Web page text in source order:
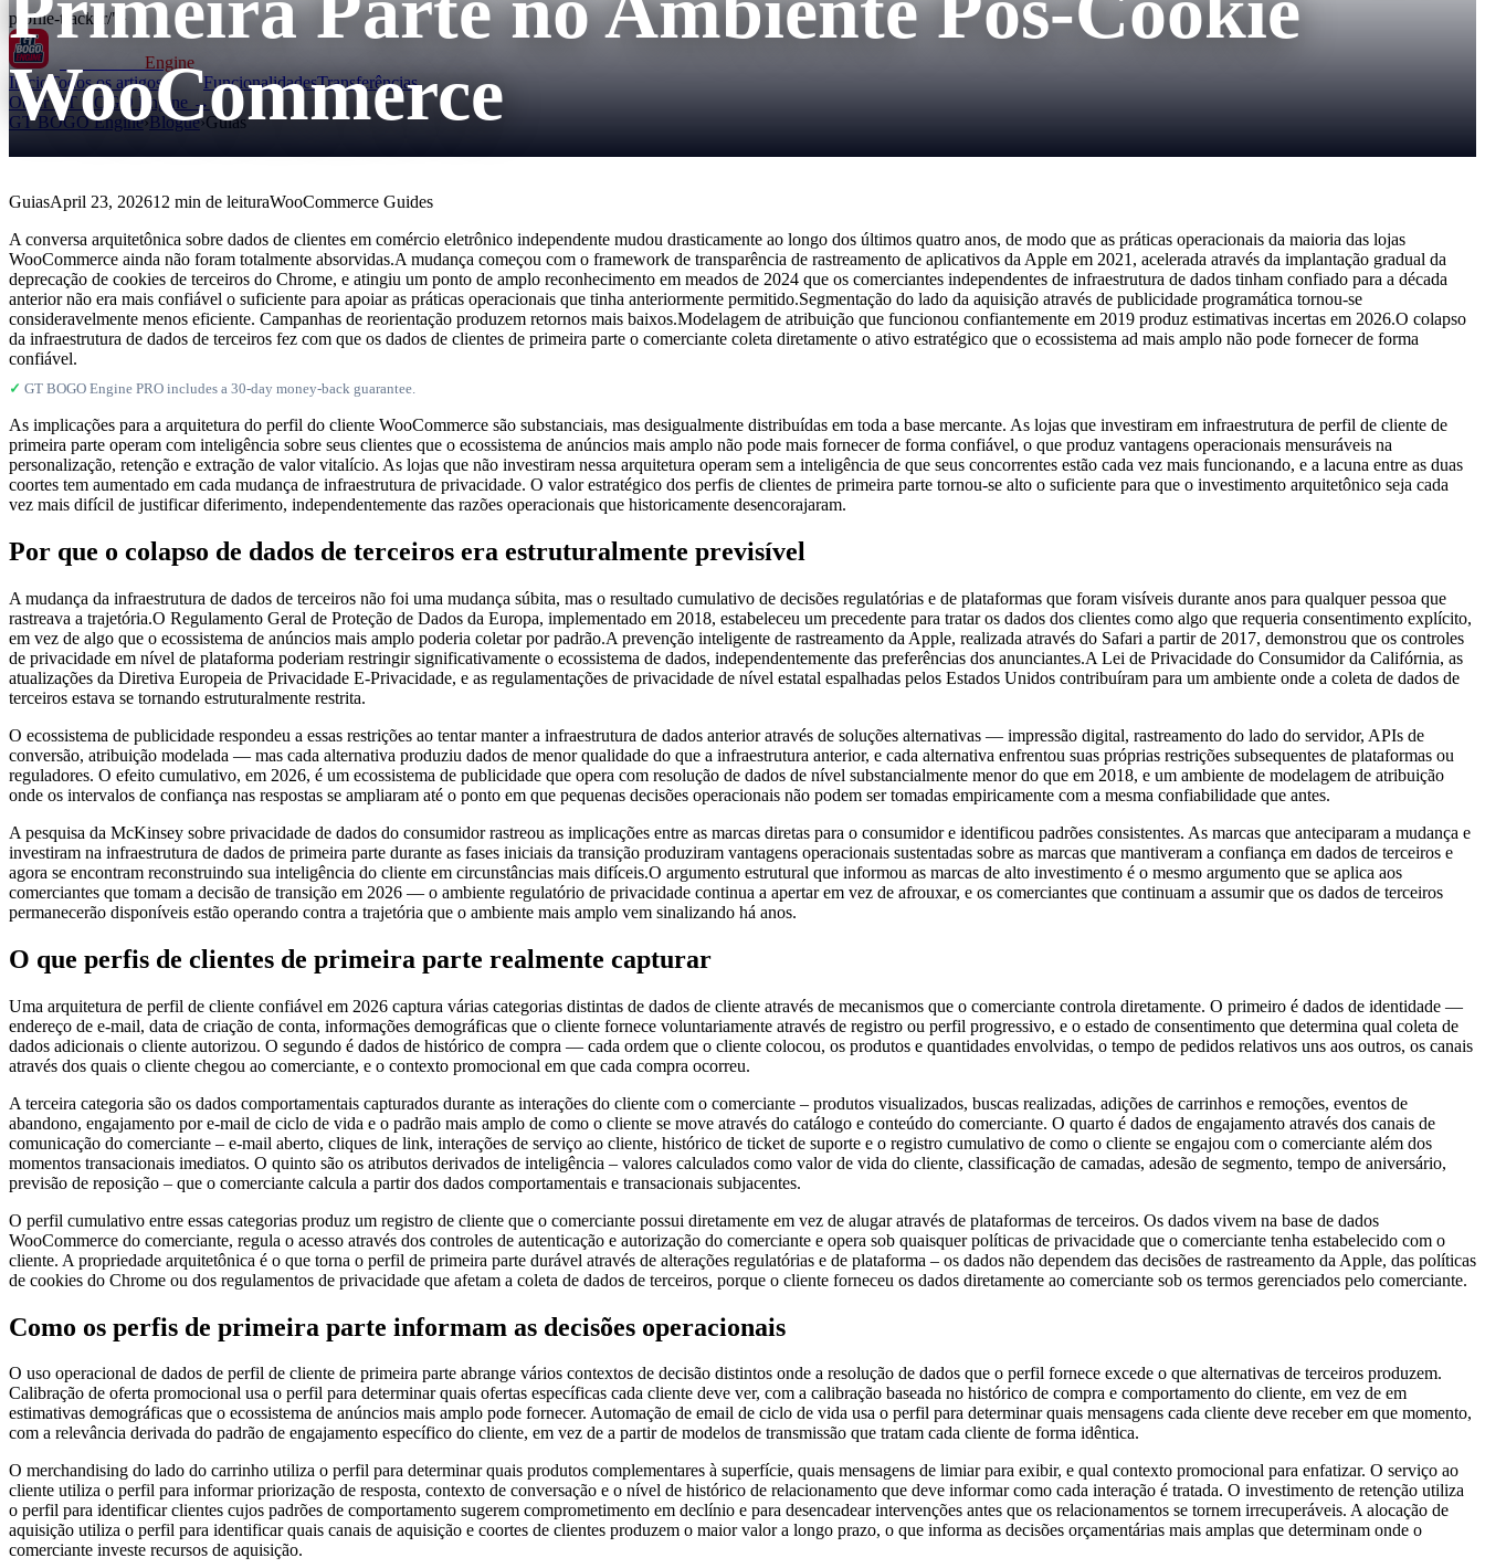
profile-tracker/"}
Engine
Início Todos os artigos FuncionalidadesTransferências
Obter GT BOGO Engine →
GT BOGO Engine›Blogue›Guias
WooCommerce
GuiasApril 23, 202612 min de leituraWooCommerce Guides
A conversa arquitetônica sobre dados de clientes em comércio eletrônico independente mudou drasticamente ao longo dos últimos quatro anos, de modo que as práticas operacionais da maioria das lojas
WooCommerce ainda não foram totalmente absorvidas.A mudança começou com o framework de transparência de rastreamento de aplicativos da Apple em 2021, acelerada através da implantação gradual da
deprecação de cookies de terceiros do Chrome, e atingiu um ponto de amplo reconhecimento em meados de 2024 que os comerciantes independentes de infraestrutura de dados tinham confiado para a década
anterior não era mais confiável o suficiente para apoiar as práticas operacionais que tinha anteriormente permitido.Segmentação do lado da aquisição através de publicidade programática tornou-se
consideravelmente menos eficiente. Campanhas de reorientação produzem retornos mais baixos.Modelagem de atribuição que funcionou confiantemente em 2019 produz estimativas incertas em 2026.O colapso
da infraestrutura de dados de terceiros fez com que os dados de clientes de primeira parte o comerciante coleta diretamente o ativo estratégico que o ecossistema ad mais amplo não pode fornecer de forma
confiável.
✓ GT BOGO Engine PRO includes a 30-day money-back guarantee.
As implicações para a arquitetura do perfil do cliente WooCommerce são substanciais, mas desigualmente distribuídas em toda a base mercante. As lojas que investiram em infraestrutura de perfil de cliente de
primeira parte operam com inteligência sobre seus clientes que o ecossistema de anúncios mais amplo não pode mais fornecer de forma confiável, o que produz vantagens operacionais mensuráveis na
personalização, retenção e extração de valor vitalício. As lojas que não investiram nessa arquitetura operam sem a inteligência de que seus concorrentes estão cada vez mais funcionando, e a lacuna entre as duas
coortes tem aumentado em cada mudança de infraestrutura de privacidade. O valor estratégico dos perfis de clientes de primeira parte tornou-se alto o suficiente para que o investimento arquitetônico seja cada
vez mais difícil de justificar diferimento, independentemente das razões operacionais que historicamente desencorajaram.
Por que o colapso de dados de terceiros era estruturalmente previsível
A mudança da infraestrutura de dados de terceiros não foi uma mudança súbita, mas o resultado cumulativo de decisões regulatórias e de plataformas que foram visíveis durante anos para qualquer pessoa que
rastreava a trajetória.O Regulamento Geral de Proteção de Dados da Europa, implementado em 2018, estabeleceu um precedente para tratar os dados dos clientes como algo que requeria consentimento explícito,
em vez de algo que o ecossistema de anúncios mais amplo poderia coletar por padrão.A prevenção inteligente de rastreamento da Apple, realizada através do Safari a partir de 2017, demonstrou que os controles
de privacidade em nível de plataforma poderiam restringir significativamente o ecossistema de dados, independentemente das preferências dos anunciantes.A Lei de Privacidade do Consumidor da Califórnia, as
atualizações da Diretiva Europeia de Privacidade E-Privacidade, e as regulamentações de privacidade de nível estatal espalhadas pelos Estados Unidos contribuíram para um ambiente onde a coleta de dados de
terceiros estava se tornando estruturalmente restrita.
O ecossistema de publicidade respondeu a essas restrições ao tentar manter a infraestrutura de dados anterior através de soluções alternativas — impressão digital, rastreamento do lado do servidor, APIs de
conversão, atribuição modelada — mas cada alternativa produziu dados de menor qualidade do que a infraestrutura anterior, e cada alternativa enfrentou suas próprias restrições subsequentes de plataformas ou
reguladores. O efeito cumulativo, em 2026, é um ecossistema de publicidade que opera com resolução de dados de nível substancialmente menor do que em 2018, e um ambiente de modelagem de atribuição
onde os intervalos de confiança nas respostas se ampliaram até o ponto em que pequenas decisões operacionais não podem ser tomadas empiricamente com a mesma confiabilidade que antes.
A pesquisa da McKinsey sobre privacidade de dados do consumidor rastreou as implicações entre as marcas diretas para o consumidor e identificou padrões consistentes. As marcas que anteciparam a mudança e
investiram na infraestrutura de dados de primeira parte durante as fases iniciais da transição produziram vantagens operacionais sustentadas sobre as marcas que mantiveram a confiança em dados de terceiros e
agora se encontram reconstruindo sua inteligência do cliente em circunstâncias mais difíceis.O argumento estrutural que informou as marcas de alto investimento é o mesmo argumento que se aplica aos
comerciantes que tomam a decisão de transição em 2026 — o ambiente regulatório de privacidade continua a apertar em vez de afrouxar, e os comerciantes que continuam a assumir que os dados de terceiros
permanecerão disponíveis estão operando contra a trajetória que o ambiente mais amplo vem sinalizando há anos.
O que perfis de clientes de primeira parte realmente capturar
Uma arquitetura de perfil de cliente confiável em 2026 captura várias categorias distintas de dados de cliente através de mecanismos que o comerciante controla diretamente. O primeiro é dados de identidade —
endereço de e-mail, data de criação de conta, informações demográficas que o cliente fornece voluntariamente através de registro ou perfil progressivo, e o estado de consentimento que determina qual coleta de
dados adicionais o cliente autorizou. O segundo é dados de histórico de compra — cada ordem que o cliente colocou, os produtos e quantidades envolvidas, o tempo de pedidos relativos uns aos outros, os canais
através dos quais o cliente chegou ao comerciante, e o contexto promocional em que cada compra ocorreu.
A terceira categoria são os dados comportamentais capturados durante as interações do cliente com o comerciante – produtos visualizados, buscas realizadas, adições de carrinhos e remoções, eventos de
abandono, engajamento por e-mail de ciclo de vida e o padrão mais amplo de como o cliente se move através do catálogo e conteúdo do comerciante. O quarto é dados de engajamento através dos canais de
comunicação do comerciante – e-mail aberto, cliques de link, interações de serviço ao cliente, histórico de ticket de suporte e o registro cumulativo de como o cliente se engajou com o comerciante além dos
momentos transacionais imediatos. O quinto são os atributos derivados de inteligência – valores calculados como valor de vida do cliente, classificação de camadas, adesão de segmento, tempo de aniversário,
previsão de reposição – que o comerciante calcula a partir dos dados comportamentais e transacionais subjacentes.
O perfil cumulativo entre essas categorias produz um registro de cliente que o comerciante possui diretamente em vez de alugar através de plataformas de terceiros. Os dados vivem na base de dados
WooCommerce do comerciante, regula o acesso através dos controles de autenticação e autorização do comerciante e opera sob quaisquer políticas de privacidade que o comerciante tenha estabelecido com o
cliente. A propriedade arquitetônica é o que torna o perfil de primeira parte durável através de alterações regulatórias e de plataforma – os dados não dependem das decisões de rastreamento da Apple, das políticas
de cookies do Chrome ou dos regulamentos de privacidade que afetam a coleta de dados de terceiros, porque o cliente forneceu os dados diretamente ao comerciante sob os termos gerenciados pelo comerciante.
Como os perfis de primeira parte informam as decisões operacionais
O uso operacional de dados de perfil de cliente de primeira parte abrange vários contextos de decisão distintos onde a resolução de dados que o perfil fornece excede o que alternativas de terceiros produzem.
Calibração de oferta promocional usa o perfil para determinar quais ofertas específicas cada cliente deve ver, com a calibração baseada no histórico de compra e comportamento do cliente, em vez de em
estimativas demográficas que o ecossistema de anúncios mais amplo pode fornecer. Automação de email de ciclo de vida usa o perfil para determinar quais mensagens cada cliente deve receber em que momento,
com a relevância derivada do padrão de engajamento específico do cliente, em vez de a partir de modelos de transmissão que tratam cada cliente de forma idêntica.
O merchandising do lado do carrinho utiliza o perfil para determinar quais produtos complementares à superfície, quais mensagens de limiar para exibir, e qual contexto promocional para enfatizar. O serviço ao
cliente utiliza o perfil para informar priorização de resposta, contexto de conversação e o nível de histórico de relacionamento que deve informar como cada interação é tratada. O investimento de retenção utiliza
o perfil para identificar clientes cujos padrões de comportamento sugerem comprometimento em declínio e para desencadear intervenções antes que os relacionamentos se tornem irrecuperáveis. A alocação de
aquisição utiliza o perfil para identificar quais canais de aquisição e coortes de clientes produzem o maior valor a longo prazo, o que informa as decisões orçamentárias mais amplas que determinam onde o
comerciante investe recursos de aquisição.